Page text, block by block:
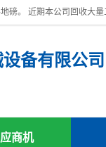
备有限公司
商机